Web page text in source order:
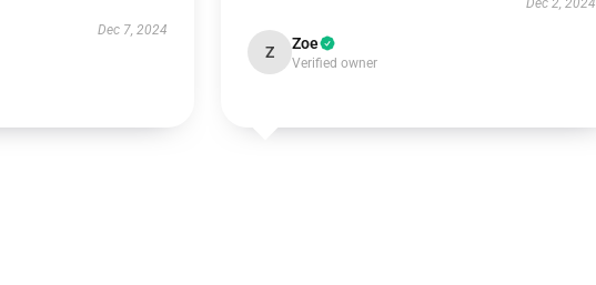
Dec 7, 2024
Dec 2, 2024
Z Zoe
Verified owner